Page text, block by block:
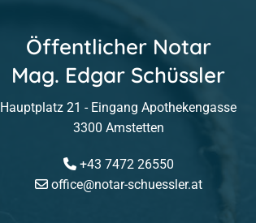
Öffentlicher Notar
Mag. Edgar Schüssler
Hauptplatz 21 - Eingang Apothekengasse
3300 Amstetten
 +43 7472 26550
 office@notar-schuessler.at